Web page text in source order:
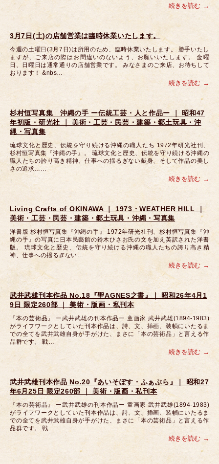
続きを読む
3月7日(土)の店舗営業は臨時休業いたします。
今週の土曜日(3月7日)は所用のため、臨時休業いたします。 勝手いたし
ますが、ご来店の際はお間違いのないよう、お願いいたします。 金曜
日、日曜日は通常通りの店舗営業です。 みなさまのご来店、お待ちして
おります！ &nbs…
続きを読む
杉村恒写真集 沖縄の手 ー伝統工芸・人と作品ー ｜ 昭和47
年初版・研光社 ｜ 美術・工芸・民芸・建築・郷土玩具・沖
縄・写真集
琉球文化と歴史、伝統を守り続ける沖縄の職人たち 1972年研光社刊、
杉村恒写真集『沖縄の手』。 琉球文化と歴史、伝統を守り続ける沖縄の
職人たちの誇り高き精神、仕事への揺るぎない献身、そして作品の美し
さの追求……
続きを読む
Living Crafts of OKINAWA ｜ 1973・WEATHER HILL ｜
美術・工芸・民芸・建築・郷土玩具・沖縄・写真集
洋書版 杉村恒写真集『沖縄の手』 1972年研光社刊、杉村恒写真集『沖
縄の手』の写真に日本民藝館の鈴木ひさお氏の文を加え英訳された洋書
版。 琉球文化と歴史、伝統を守り続ける沖縄の職人たちの誇り高き精
神、仕事への揺るぎない…
続きを読む
武井武雄刊本作品 No.18『聖AGNES之書』｜ 昭和26年4月1
9日 限定260部 ｜ 美術・版画・私刊本
『本の芸術品』 ー武井武雄の刊本作品ー 童画家 武井武雄(1894-1983)
がライフワークとしていた刊本作品は、詩、文、挿画、装幀にいたるま
での全てを武井武雄自身が手がけた、まさに「本の芸術品」と言える作
品群です。 戦…
続きを読む
武井武雄刊本作品 No.20『あいそぽす・ふぁぶら』｜ 昭和27
年6月25日 限定260部 ｜ 美術・版画・私刊本
『本の芸術品』 ー武井武雄の刊本作品ー 童画家 武井武雄(1894-1983)
がライフワークとしていた刊本作品は、詩、文、挿画、装幀にいたるま
での全てを武井武雄自身が手がけた、まさに「本の芸術品」と言える作
品群です。 戦…
続きを読む